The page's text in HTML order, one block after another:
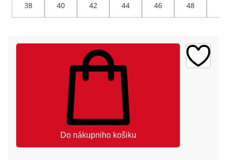
38 40 42 44 46 48
Do nákupniho košiku